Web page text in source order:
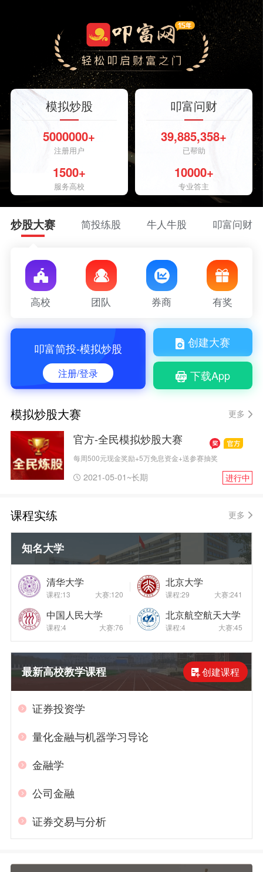
模拟炒股
5000000+
注册用户
1500+
服务高校
叩富问财
39,885,358+
已帮助
10000+
专业答主
炒股大赛 简投练股 牛人牛股 叩富问财
高校 团队 券商 有奖
叩富简投-模拟炒股
注册/登录
创建大赛
下载App
模拟炒股大赛 更多
官方-全民模拟炒股大赛
每周500元现金奖励+5万免息资金+送参赛抽奖
2021-05-01~长期 进行中
课程实练 更多
知名大学
清华大学
课程:13 大赛:120
北京大学
课程:29 大赛:241
中国人民大学
课程:4 大赛:76
北京航空航天大学
课程:4 大赛:45
最新高校教学课程 创建课程
证券投资学
量化金融与机器学习导论
金融学
公司金融
证券交易与分析